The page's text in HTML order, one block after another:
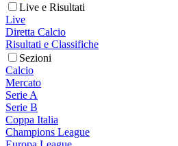
Live e Risultati
Live
Diretta Calcio
Risultati e Classifiche
Sezioni
Calcio
Mercato
Serie A
Serie B
Coppa Italia
Champions League